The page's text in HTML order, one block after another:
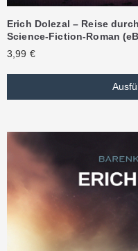
Erich Dolezal – Reise
Science-Fiction-Roman
3,99 €